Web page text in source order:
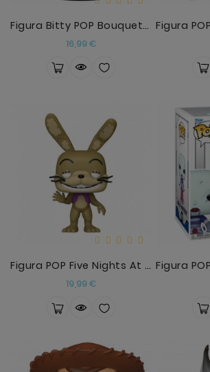
Figura Bitty POP Bouquet Disney Pesadilla Antes De
16,99 €Precio
Figura POP Five Nights At Freddys Help Wanted 2 Gl
19,99 €Precio